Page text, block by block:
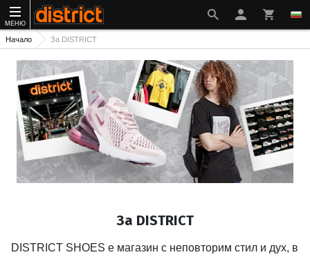
МЕНЮ
Начало За DISTRICT
За DISTRICT
DISTRICT SHOES е магазин с неповторим стил и дух, в